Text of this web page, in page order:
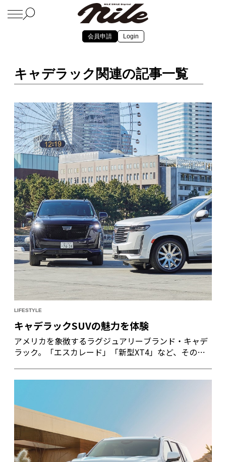
会員申請 Login
キャデラック関連の記事一覧
LIFESTYLE
キャデラックSUVの魅力を体験
アメリカを象徴するラグジュアリーブランド・キャデ
ラック。「エスカレード」「新型XT4」など、その